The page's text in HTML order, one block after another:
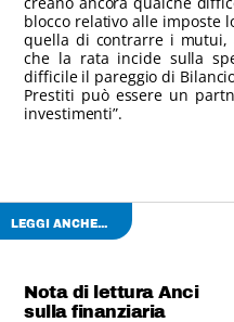
blocco relativo alle imposte
quella di contrarre i mutui,
che la rata incide sulla
difficile il pareggio di
Prestiti può essere un
investimenti”.
LEGGI ANCHE...
Nota di lettura Anci
sulla finanziaria